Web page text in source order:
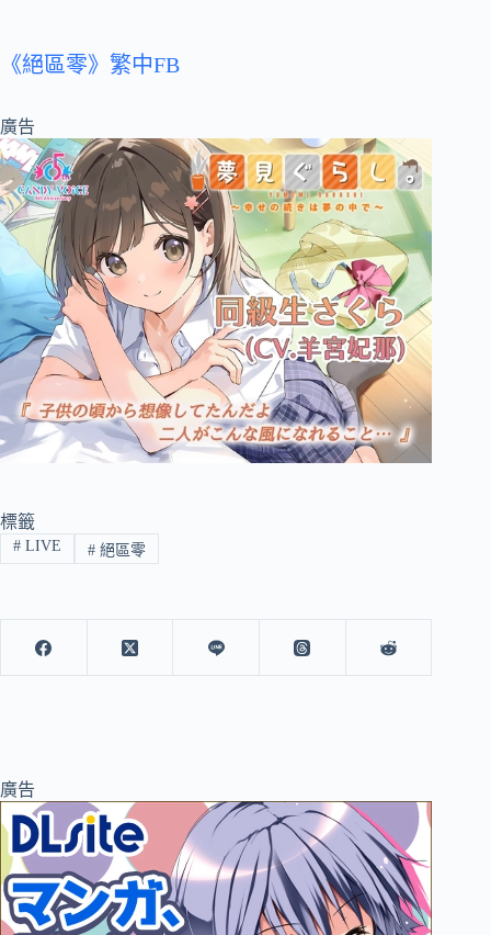
《絕區零》繁中FB
廣告
標籤
#LIVE #絕區零
廣告